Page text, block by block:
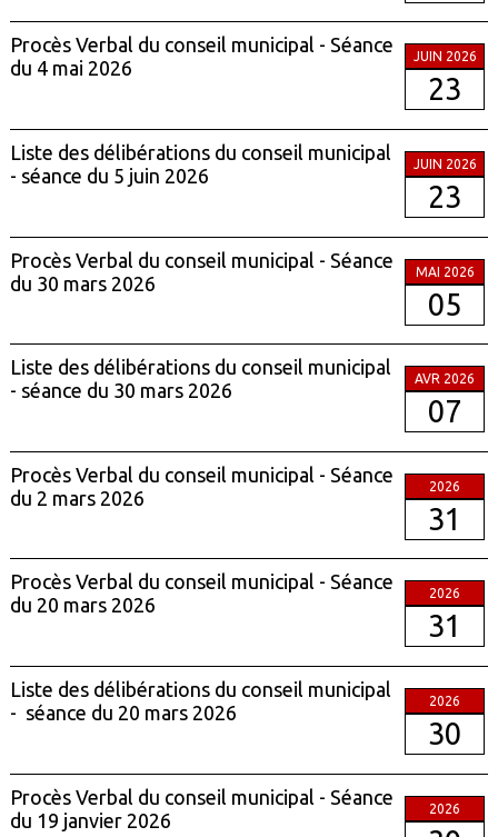
Procès Verbal du conseil municipal - Séance
du 4 mai 2026
JUIN 2026
23
Liste des délibérations du conseil municipal
- séance du 5 juin 2026
JUIN 2026
23
Procès Verbal du conseil municipal - Séance
du 30 mars 2026
MAI 2026
05
Liste des délibérations du conseil municipal
- séance du 30 mars 2026
AVR 2026
07
Procès Verbal du conseil municipal - Séance
du 2 mars 2026
2026
31
Procès Verbal du conseil municipal - Séance
du 20 mars 2026
2026
31
Liste des délibérations du conseil municipal
- séance du 20 mars 2026
2026
30
Procès Verbal du conseil municipal - Séance
du 19 janvier 2026
2026